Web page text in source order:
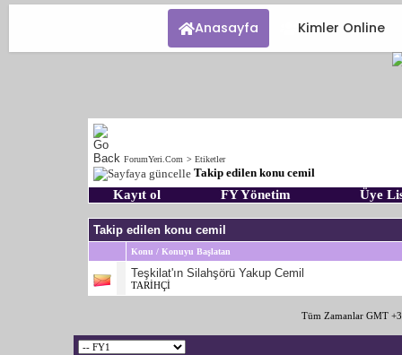
Anasayfa Kimler Online
ForumYeri.Com > Etiketler
Takip edilen konu cemil
Kayıt ol FY Yönetim Üye
Takip edilen konu cemil
Konu / Konuyu Başlatan
Teşkilat'ın Silahşörü Yakup Cemil
TARİHÇİ
Tüm Zamanlar GMT